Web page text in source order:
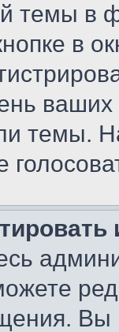
темы в
в
ваших
темы.
Вы